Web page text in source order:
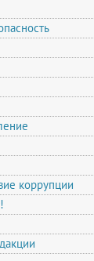
коррупции